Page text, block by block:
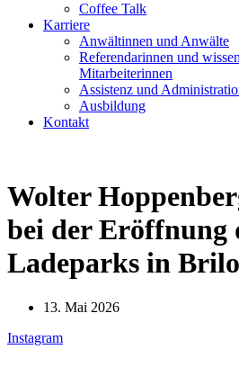
Coffee Talk
Karriere
Anwältinnen und Anwälte
Referendarinnen und
Mitarbeiterinnen
Assistenz und
Ausbildung
Kontakt
Wolter
bei der Eröffnung
Ladeparks in
13. Mai 2026
Instagram